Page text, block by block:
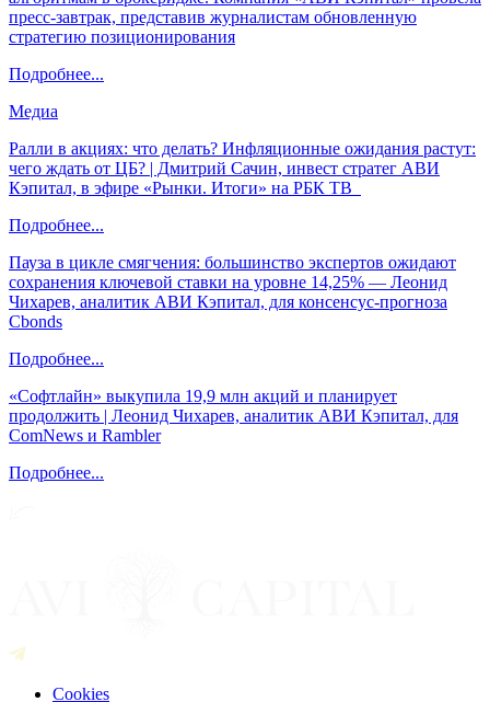
пресс-завтрак, представив журналистам обновленную
стратегию позиционирования
Подробнее...
Медиа
Ралли в акциях: что делать? Инфляционные ожидания растут:
чего ждать от ЦБ? | Дмитрий Сачин, инвест стратег АВИ
Кэпитал, в эфире «Рынки. Итоги» на РБК ТВ
Подробнее...
Пауза в цикле смягчения: большинство экспертов ожидают
сохранения ключевой ставки на уровне 14,25% — Леонид
Чихарев, аналитик АВИ Кэпитал, для консенсус-прогноза
Cbonds
Подробнее...
«Софтлайн» выкупила 19,9 млн акций и планирует
продолжить | Леонид Чихарев, аналитик АВИ Кэпитал, для
ComNews и Rambler
Подробнее...
Cookies